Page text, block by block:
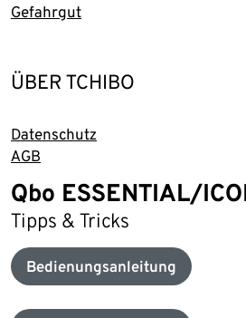
Gefahrgut
ÜBER TCHIBO
Datenschutz
AGB
Qbo ESSENTIAL/
Tipps & Tricks
Bedienungsanleitung